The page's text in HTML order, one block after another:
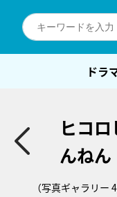
ドラ
ヒコ
んねん
（写真ギャラリー